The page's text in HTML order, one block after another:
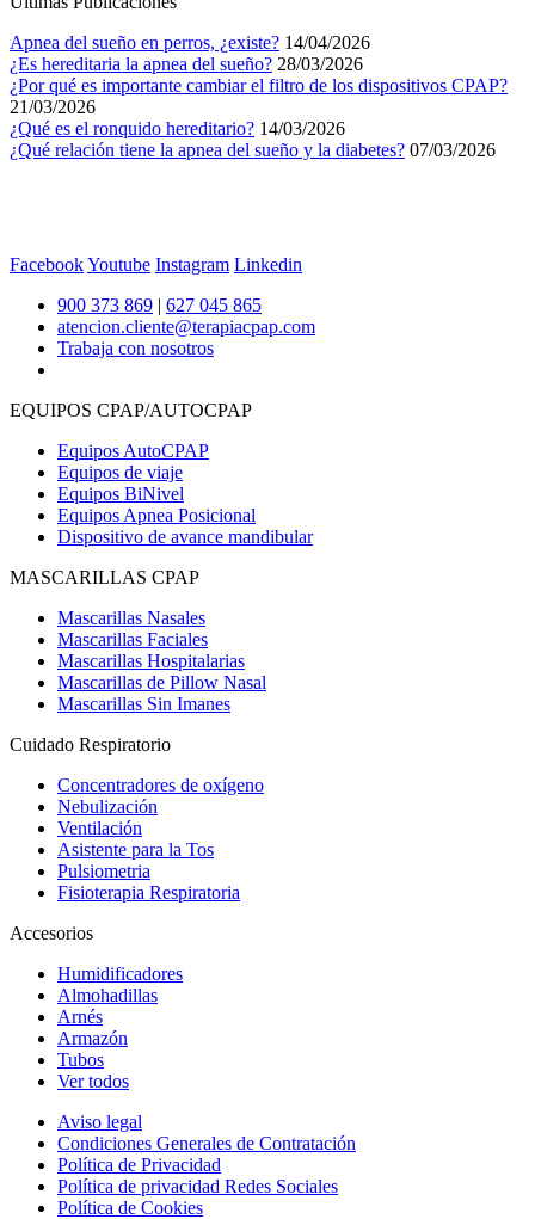
Apnea del sueño en perros, ¿existe? 14/04/2026
¿Es hereditaria la apnea del sueño? 28/03/2026
¿Por qué es importante cambiar el filtro de los dispositivos CPAP?
21/03/2026
¿Qué es el ronquido hereditario? 14/03/2026
¿Qué relación tiene la apnea del sueño y la diabetes? 07/03/2026
FacebookYoutube Instagram Linkedin
900 373 869 | 627 045 865
atencion.cliente@terapiacpap.com
Trabaja con nosotros
EQUIPOS CPAP/AUTOCPAP
Equipos AutoCPAP
Equipos de viaje
Equipos BiNivel
Equipos Apnea Posicional
Dispositivo de avance mandibular
MASCARILLAS CPAP
Mascarillas Nasales
Mascarillas Faciales
Mascarillas Hospitalarias
Mascarillas de Pillow Nasal
Mascarillas Sin Imanes
Cuidado Respiratorio
Concentradores de oxígeno
Nebulización
Ventilación
Asistente para la Tos
Pulsiometria
Fisioterapia Respiratoria
Accesorios
Humidificadores
Almohadillas
Arnés
Armazón
Tubos
Ver todos
Aviso legal
Condiciones Generales de Contratación
Política de Privacidad
Política de privacidad Redes Sociales
Política de Cookies